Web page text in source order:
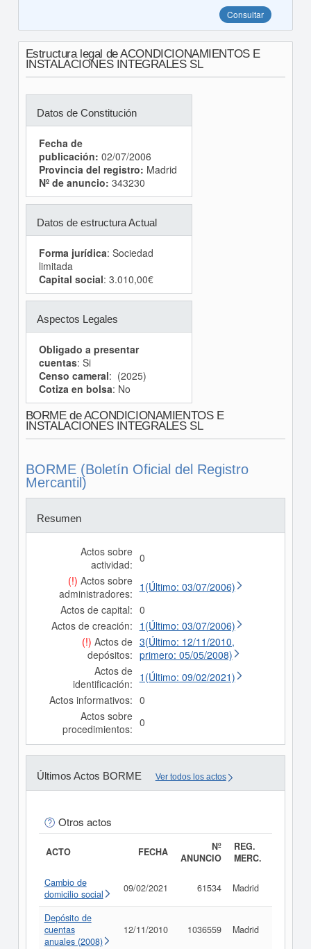
Consultar
Estructura legal de ACONDICIONAMIENTOS E
INSTALACIONES INTEGRALES SL
Datos de Constitución
Fecha de
publicación: 02/07/2006
Provincia del registro: Madrid
Nº de anuncio: 343230
Datos de estructura Actual
Forma jurídica: Sociedad
limitada
Capital social: 3.010,00€
Aspectos Legales
Obligado a presentar
cuentas: Si
Censo cameral: (2025)
Cotiza en bolsa: No
BORME de ACONDICIONAMIENTOS E
INSTALACIONES INTEGRALES SL
BORME (Boletín Oficial del Registro
Mercantil)
Resumen
Actos sobre
actividad: 0
(!) Actos sobre
administradores: 1(Último: 03/07/2006)
Actos de capital: 0
Actos de creación: 1(Último: 03/07/2006)
(!) Actos de
depósitos:
3(Último: 12/11/2010,
primero: 05/05/2008)
Actos de
identificación: 1(Último: 09/02/2021)
Actos informativos: 0
Actos sobre
procedimientos: 0
Últimos Actos BORME Ver todos los actos
Otros actos
ACTO FECHA
Nº
ANUNCIO
REG.
MERC.
Cambio de
domicilio social
09/02/2021 61534 Madrid
Depósito de
cuentas
anuales (2008)
12/11/2010 1036559 Madrid